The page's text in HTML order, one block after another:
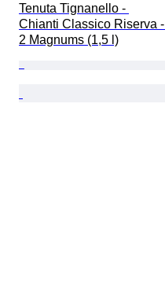
Tenuta Tignanello -
Chianti Classico Riserva -
2 Magnums (1,5 l)